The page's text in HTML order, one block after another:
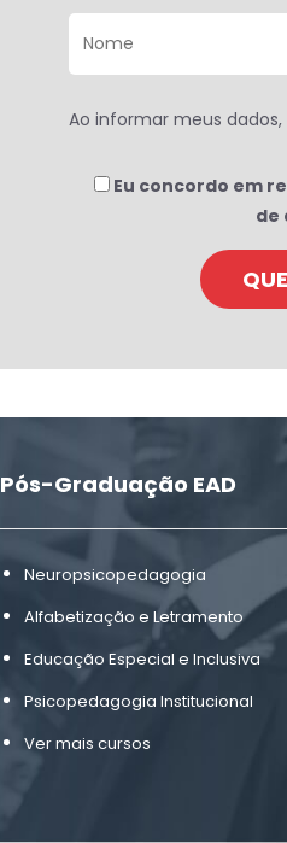
Ao informar meus
Eu concordo em
de
Pós-Graduação EAD
Neuropsicopedagogia
Alfabetização e Letramento
Educação Especial e Inclusiva
Psicopedagogia Institucional
Ver mais cursos